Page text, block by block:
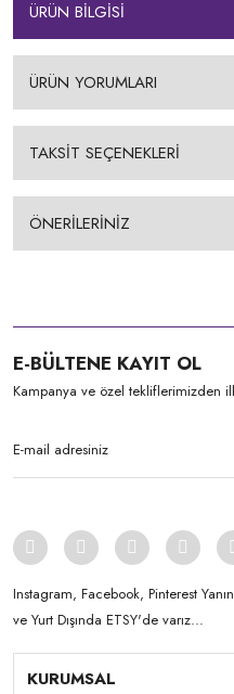
ÜRÜN BİLGİSİ
ÜRÜN YORUMLARI
TAKSİT SEÇENEKLERİ
ÖNERİLERİNİZ
E-BÜLTENE KAYIT OL
Kampanya ve özel tekliflerimizden
Instagram, Facebook, Pinterest
ve Yurt Dışında ETSY'de varız...
KURUMSAL